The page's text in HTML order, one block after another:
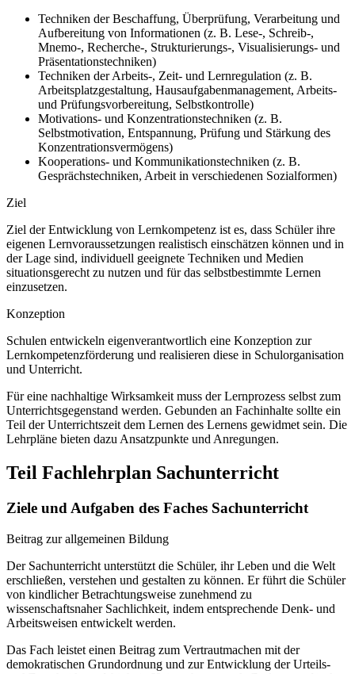
Techniken der Beschaffung, Überprüfung, Verarbeitung und
Aufbereitung von Informationen (z. B. Lese-, Schreib-,
Mnemo-, Recherche-, Strukturierungs-, Visualisierungs- und
Präsentationstechniken)
Techniken der Arbeits-, Zeit- und Lernregulation (z. B.
Arbeitsplatzgestaltung, Hausaufgabenmanagement, Arbeits-
und Prüfungsvorbereitung, Selbstkontrolle)
Motivations- und Konzentrationstechniken (z. B.
Selbstmotivation, Entspannung, Prüfung und Stärkung des
Konzentrationsvermögens)
Kooperations- und Kommunikationstechniken (z. B.
Gesprächstechniken, Arbeit in verschiedenen Sozialformen)
Ziel
Ziel der Entwicklung von Lernkompetenz ist es, dass Schüler ihre
eigenen Lernvoraussetzungen realistisch einschätzen können und in
der Lage sind, individuell geeignete Techniken und Medien
situationsgerecht zu nutzen und für das selbstbestimmte Lernen
einzusetzen.
Konzeption
Schulen entwickeln eigenverantwortlich eine Konzeption zur
Lernkompetenzförderung und realisieren diese in Schulorganisation
und Unterricht.
Für eine nachhaltige Wirksamkeit muss der Lernprozess selbst zum
Unterrichtsgegenstand werden. Gebunden an Fachinhalte sollte ein
Teil der Unterrichtszeit dem Lernen des Lernens gewidmet sein. Die
Lehrpläne bieten dazu Ansatzpunkte und Anregungen.
Teil Fachlehrplan Sachunterricht
Ziele und Aufgaben des Faches Sachunterricht
Beitrag zur allgemeinen Bildung
Der Sachunterricht unterstützt die Schüler, ihr Leben und die Welt
erschließen, verstehen und gestalten zu können. Er führt die Schüler
von kindlicher Betrachtungsweise zunehmend zu
wissenschaftsnaher Sachlichkeit, indem entsprechende Denk- und
Arbeitsweisen entwickelt werden.
Das Fach leistet einen Beitrag zum Vertrautmachen mit der
demokratischen Grundordnung und zur Entwicklung der Urteils-